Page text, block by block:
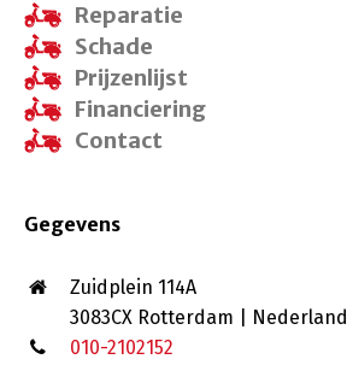
Reparatie
Schade
Prijzenlijst
Financiering
Contact
Gegevens
Zuidplein 114A
3083CX Rotterdam | Nederland
010-2102152